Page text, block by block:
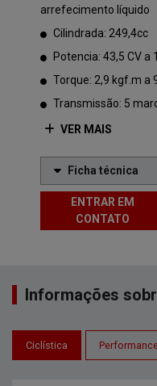
arrefecimento líquido
Cilindrada: 249,4cc
Potencia: 43,5 CV a
Torque: 2,9 kgf.m a
Transmissão: 5
VER MAIS
Ficha técnica
ENTRAR EM
CONTATO
Informações
Ciclística